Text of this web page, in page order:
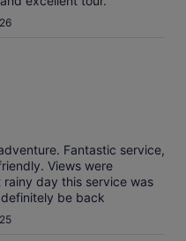
Fantastic service,
Views were
day this service was
be back